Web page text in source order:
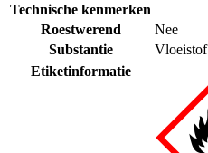
Technische kenmerken
Roestwerend
Nee
Substantie
Vloeistof
Etiketinformatie